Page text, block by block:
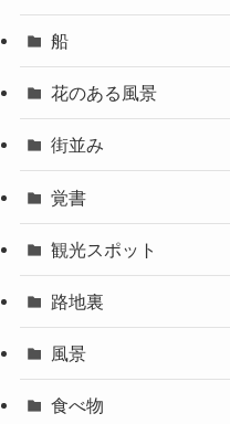
船
花のある風景
街並み
覚書
観光スポット
路地裏
風景
食べ物